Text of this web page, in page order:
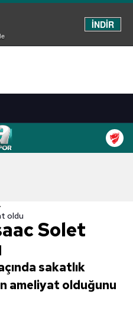
İNDİR
oldu
Solet
sakatlık
ameliyat olduğunu